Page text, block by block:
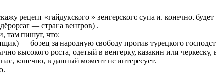
рецепт «гайдукского » венгерского супа и, конечно,
— страна венгров) .
там пишут, что:
— борец за народную свободу против турецкого
высокого роста, одетый в венгерку, казакин или
конечно, в данный момент не интересует.